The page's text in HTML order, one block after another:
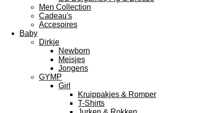
Men Collection
Cadeau's
Accesoires
Baby
Dirkje
Newborn
Meisjes
Jongens
GYMP
Girl
Kruippakjes & Romper
T-Shirts